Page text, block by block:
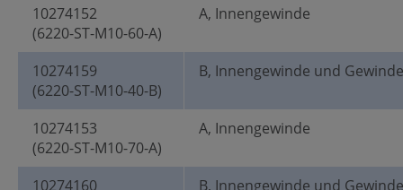
10274152
(6220-ST-M10-60-A)
A, Innengewinde
10274159
(6220-ST-M10-40-B)
B, Innengewinde und
10274153
(6220-ST-M10-70-A)
A, Innengewinde
10274160
B, Innengewinde und